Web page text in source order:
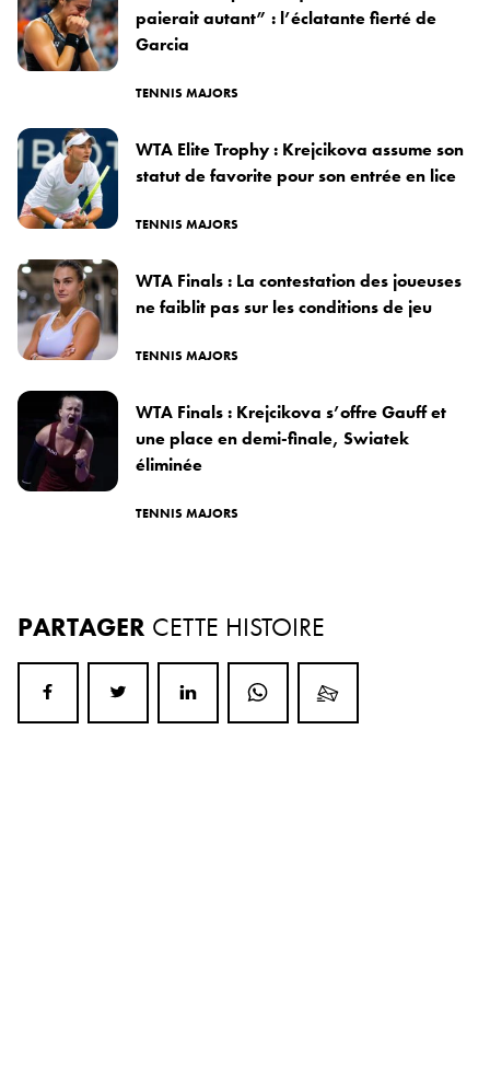
paierait autant” : l’éclatante fierté de
Garcia
TENNIS MAJORS
WTA Elite Trophy : Krejcikova assume son
statut de favorite pour son entrée en lice
TENNIS MAJORS
WTA Finals : La contestation des joueuses
ne faiblit pas sur les conditions de jeu
TENNIS MAJORS
WTA Finals : Krejcikova s’offre Gauff et
une place en demi-finale, Swiatek
éliminée
TENNIS MAJORS
PARTAGER CETTE HISTOIRE